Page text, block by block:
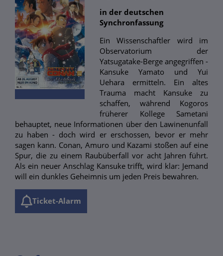
in der deutschen
Synchronfassung
Ein Wissenschaftler wird im
Observatorium der
Yatsugatake-Berge angegriffen -
Kansuke Yamato und Yui
Uehara ermitteln. Ein altes
Trauma macht Kansuke zu
schaffen, während Kogoros
früherer Kollege Sametani
behauptet, neue Informationen über den Lawinenunfall
zu haben - doch wird er erschossen, bevor er mehr
sagen kann. Conan, Amuro und Kazami stoßen auf eine
Spur, die zu einem Raubüberfall vor acht Jahren führt.
Als ein neuer Anschlag Kansuke trifft, wird klar: Jemand
will ein dunkles Geheimnis um jeden Preis bewahren.
Ticket-Alarm